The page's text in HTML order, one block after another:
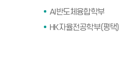
AI반도체융합학부
HK자율전공학부(평택)